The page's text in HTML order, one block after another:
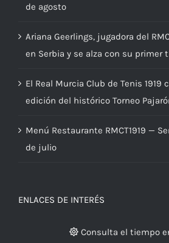
de agosto
Ariana Geerlings, jugadora del
en Serbia y se alza con su primer
El Real Murcia Club de Tenis 1919
edición del histórico Torneo
Menú Restaurante RMCT1919 —
de julio
ENLACES DE INTERÉS
Consulta el tiempo